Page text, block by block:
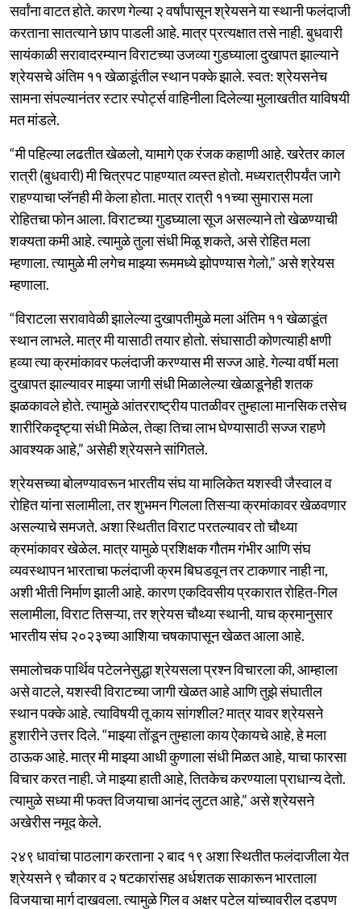
सर्वांना वाटत होते. कारण गेल्या २ वर्षांपासून श्रेयसने या स्थानी फलंदाजी
करताना सातत्याने छाप पाडली आहे. मात्र प्रत्यक्षात तसे नाही. बुधवारी
सायंकाळी सरावादरम्यान विराटच्या उजव्या गुडघ्याला दुखापत झाल्याने
श्रेयसचे अंतिम ११ खेळाडूंतील स्थान पक्के झाले. स्वत: श्रेयसनेच
सामना संपल्यानंतर स्टार स्पोर्ट्स वाहिनीला दिलेल्या मुलाखतीत याविषयी
मत मांडले.
“मी पहिल्या लढतीत खेळलो, यामागे एक रंजक कहाणी आहे. खरेतर काल
रात्री (बुधवारी) मी चित्रपट पाहण्यात व्यस्त होतो. मध्यरात्रीपर्यंत जागे
राहण्याचा प्लॅनही मी केला होता. मात्र रात्री ११च्या सुमारास मला
रोहितचा फोन आला. विराटच्या गुडघ्याला सूज असल्याने तो खेळण्याची
शक्यता कमी आहे. त्यामुळे तुला संधी मिळू शकते, असे रोहित मला
म्हणाला. त्यामुळे मी लगेच माझ्या रूममध्ये झोपण्यास गेलो,” असे श्रेयस
म्हणाला.
“विराटला सरावावेळी झालेल्या दुखापतीमुळे मला अंतिम ११ खेळाडूंत
स्थान लाभले. मात्र मी यासाठी तयार होतो. संघासाठी कोणत्याही क्षणी
हव्या त्या क्रमांकावर फलंदाजी करण्यास मी सज्ज आहे. गेल्या वर्षी मला
दुखापत झाल्यावर माझ्या जागी संधी मिळालेल्या खेळाडूनेही शतक
झळकावले होते. त्यामुळे आंतरराष्ट्रीय पातळीवर तुम्हाला मानसिक तसेच
शारीरिकदृष्ट्या संधी मिळेल, तेव्हा तिचा लाभ घेण्यासाठी सज्ज राहणे
आवश्यक आहे,” असेही श्रेयसने सांगितले.
श्रेयसच्या बोलण्यावरून भारतीय संघ या मालिकेत यशस्वी जैस्वाल व
रोहित यांना सलामीला, तर शुभमन गिलला तिसऱ्या क्रमांकावर खेळवणार
असल्याचे समजते. अशा स्थितीत विराट परतल्यावर तो चौथ्या
क्रमांकावर खेळेल. मात्र यामुळे प्रशिक्षक गौतम गंभीर आणि संघ
व्यवस्थापन भारताचा फलंदाजी क्रम बिघडवून तर टाकणार नाही ना,
अशी भीती निर्माण झाली आहे. कारण एकदिवसीय प्रकारात रोहित-गिल
सलामीला, विराट तिसऱ्या, तर श्रेयस चौथ्या स्थानी, याच क्रमानुसार
भारतीय संघ २०२३च्या आशिया चषकापासून खेळत आला आहे.
समालोचक पार्थिव पटेलनेसुद्धा श्रेयसला प्रश्न विचारला की, आम्हाला
असे वाटले, यशस्वी विराटच्या जागी खेळत आहे आणि तुझे संघातील
स्थान पक्के आहे. त्याविषयी तू काय सांगशील? मात्र यावर श्रेयसने
हुशारीने उत्तर दिले. “माझ्या तोंडून तुम्हाला काय ऐकायचे आहे, हे मला
ठाऊक आहे. मात्र मी माझ्या आधी कुणाला संधी मिळत आहे, याचा फारसा
विचार करत नाही. जे माझ्या हाती आहे, तितकेच करण्याला प्राधान्य देतो.
त्यामुळे सध्या मी फक्त विजयाचा आनंद लुटत आहे,” असे श्रेयसने
अखेरीस नमूद केले.
२४९ धावांचा पाठलाग करताना २ बाद १९ अशा स्थितीत फलंदाजीला येत
श्रेयसने ९ चौकार व २ षटकारांसह अर्धशतक साकारून भारताला
विजयाचा मार्ग दाखवला. त्यामुळे गिल व अक्षर पटेल यांच्यावरील दडपण